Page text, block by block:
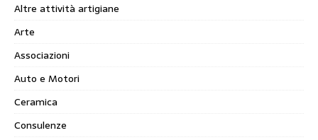
Altre attività artigiane
Arte
Associazioni
Auto e Motori
Ceramica
Consulenze